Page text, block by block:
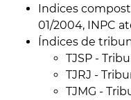
Indices
01/2004, INPC
Índices de
TJSP -
TJRJ -
TJMG -